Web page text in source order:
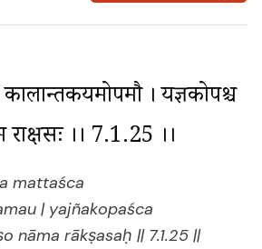
कालान्तकयमोपमौ । यज्ञकोपश्च
राक्षसः ।। 7.1.25 ।।
mattaśca
| yajñakopaśca
nāma rākṣasaḥ || 7.1.25 ||